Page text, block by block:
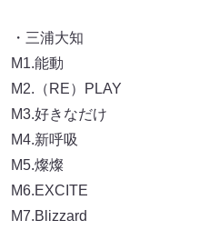
・三浦大知
M1.能動
M2.（RE）PLAY
M3.好きなだけ
M4.新呼吸
M5.燦燦
M6.EXCITE
M7.Blizzard